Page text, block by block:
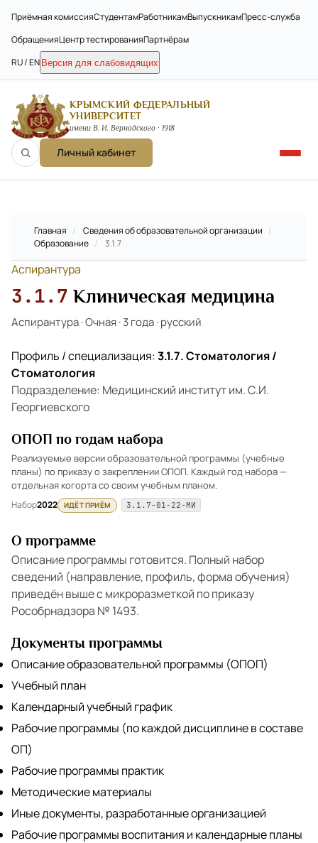
Приёмная комиссияСтудентамРаботникамВыпускникамПресс-служба
ОбращенияЦентр тестированияПартнёрам
RU / EN Версия для слабовидящих
КРЫМСКИЙ ФЕДЕРАЛЬНЫЙ
УНИВЕРСИТЕТ
имени В. И. Вернадского · 1918
Личный кабинет
Главная / Сведения об образовательной организации /
Образование / 3.1.7
Аспирантура
3.1.7 Клиническая медицина
Аспирантура·Очная·3 года·русский
Профиль / специализация:3.1.7. Стоматология /
Стоматология
Подразделение: Медицинский институт им. С.И.
Георгиевского
ОПОП по годам набора
Реализуемые версии образовательной программы (учебные
планы) по приказу о закреплении ОПОП. Каждый год набора —
отдельная когорта со своим учебным планом.
Набор2022 ИДЁТ ПРИЁМ 3.1.7-01-22-МИ
О программе
Описание программы готовится. Полный набор
сведений (направление, профиль, форма обучения)
приведён выше с микроразметкой по приказу
Рособрнадзора № 1493.
Документы программы
Описание образовательной программы (ОПОП)
Учебный план
Календарный учебный график
Рабочие программы (по каждой дисциплине в составе
ОП)
Рабочие программы практик
Методические материалы
Иные документы, разработанные организацией
Рабочие программы воспитания и календарные планы